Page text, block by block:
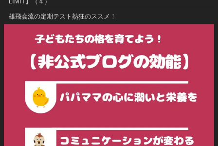
雄飛会流の定期テスト熱狂のススメ！